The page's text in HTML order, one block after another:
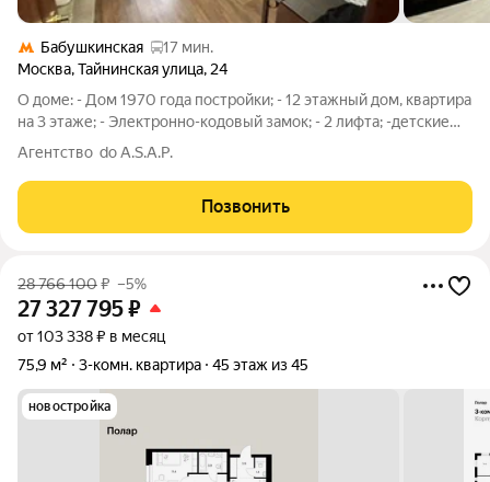
Бабушкинская
17 мин.
Москва,Тайнинская улица, 24
О доме: - Дом 1970 года постройки; - 12 этажный дом, квартира
на 3 этаже; - Электронно-кодовый замок; - 2 лифта; -детские
игровые площадки. О квартире: - Общая площадь 63,1м2; -
- В
Агентство do A.S.A.P.
Позвонить
28 766 100₽ –5%
27 327 795₽
от 103 338 ₽ в месяц
75,9 м²
3-комн. квартира 45 этаж из 45
новостройка